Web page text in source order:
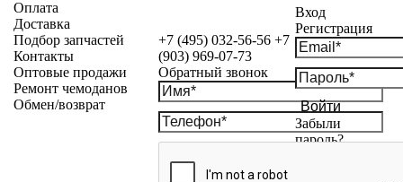
+7 (495) 032-56-56 +7
(903) 969-07-73
Обратный звонок
Вход
Регистрация
Войти
Забыли
пароль?
Оплата
Доставка
Подбор запчастей
Контакты
Оптовые продажи
Ремонт чемоданов
Обмен/возврат